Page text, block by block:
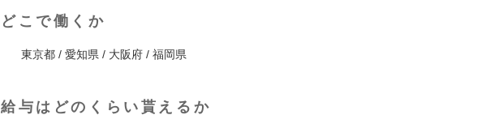
どこで働くか
東京都 / 愛知県 / 大阪府 / 福岡県
給与はどのくらい貰えるか